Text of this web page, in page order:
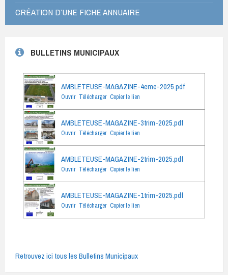
CRÉATION D’UNE FICHE ANNUAIRE
BULLETINS MUNICIPAUX
AMBLETEUSE-MAGAZINE-4eme-2025.pdf
Ouvrir Télécharger Copier le lien
AMBLETEUSE-MAGAZINE-3trim-2025.pdf
Ouvrir Télécharger Copier le lien
AMBLETEUSE-MAGAZINE-2trim-2025.pdf
Ouvrir Télécharger Copier le lien
AMBLETEUSE-MAGAZINE-1trim-2025.pdf
Ouvrir Télécharger Copier le lien
Retrouvez ici tous les Bulletins Municipaux